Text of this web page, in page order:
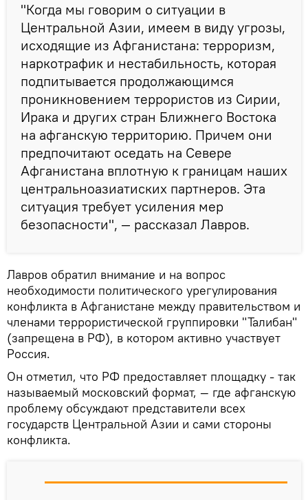
"Когда мы говорим о ситуации в
Центральной Азии, имеем в виду угрозы,
исходящие из Афганистана: терроризм,
наркотрафик и нестабильность, которая
подпитывается продолжающимся
проникновением террористов из Сирии,
Ирака и других стран Ближнего Востока
на афганскую территорию. Причем они
предпочитают оседать на Севере
Афганистана вплотную к границам наших
центральноазиатиских партнеров. Эта
ситуация требует усиления мер
безопасности", — рассказал Лавров.
Лавров обратил внимание и на вопрос
необходимости политического урегулирования
конфликта в Афганистане между правительством и
членами террористической группировки "Талибан"
(запрещена в РФ), в котором активно участвует
Россия.
Он отметил, что РФ предоставляет площадку - так
называемый московский формат, — где афганскую
проблему обсуждают представители всех
государств Центральной Азии и сами стороны
конфликта.